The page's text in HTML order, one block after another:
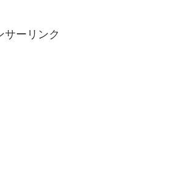
サーリンク